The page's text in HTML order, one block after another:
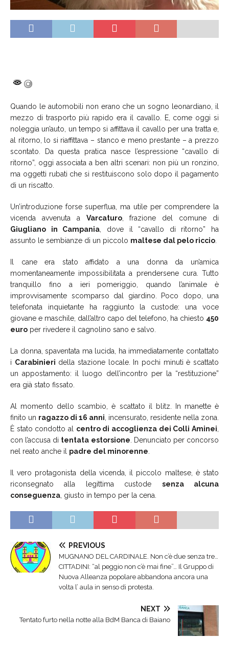
Quando le automobili non erano che un sogno leonardiano, il
mezzo di trasporto più rapido era il cavallo. E, come oggi si
noleggia un’auto, un tempo si affittava il cavallo per una tratta e,
al ritorno, lo si riaffittava – stanco e meno prestante – a prezzo
scontato. Da questa pratica nasce l’espressione “cavallo di
ritorno”, oggi associata a ben altri scenari: non più un ronzino,
ma oggetti rubati che si restituiscono solo dopo il pagamento
di un riscatto.
Un’introduzione forse superflua, ma utile per comprendere la
vicenda avvenuta a Varcaturo, frazione del comune di
Giugliano in Campania , dove il “cavallo di ritorno” ha
assunto le sembianze di un piccolo maltese dal pelo riccio
Il cane era stato affidato a una donna da un’amica
momentaneamente impossibilitata a prendersene cura. Tutto
tranquillo fino a ieri pomeriggio, quando l’animale è
improvvisamente scomparso dal giardino. Poco dopo, una
telefonata inquietante ha raggiunto la custode: una voce
giovane e maschile, dall’altro capo del telefono, ha chiesto 450
euro per rivedere il cagnolino sano e salvo.
La donna, spaventata ma lucida, ha immediatamente contattato
i Carabinieri della stazione locale. In pochi minuti è scattato
un appostamento: il luogo dell’incontro per la “restituzione”
era già stato fissato.
Al momento dello scambio, è scattato il blitz. In manette è
finito un ragazzo di 16 anni , incensurato, residente nella zona.
È stato condotto al centro di accoglienza dei Colli Aminei
con l’accusa di tentata estorsione . Denunciato per concorso
nel reato anche il padre del minorenne
Il vero protagonista della vicenda, il piccolo maltese, è stato
riconsegnato alla legittima custode senza alcuna
conseguenza , giusto in tempo per la cena.
PREVIOUS
MUGNANO DEL CARDINALE. Non c’è due senza tre…
CITTADINI: “al peggio non c’è mai fine”… Il Gruppo di
Nuova Alleanza popolare abbandona ancora una
volta l’ aula in senso di protesta.
NEXT
Tentato furto nella notte alla BdM Banca di Baiano